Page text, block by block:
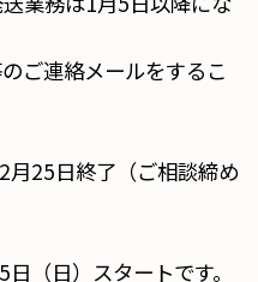
ご連絡メールをするこ
月25日終了（ご相談締め
（日）スタートです。